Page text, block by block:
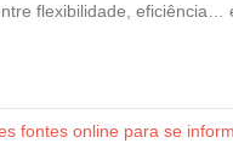
flexibilidade, eficiência…
fontes online para se